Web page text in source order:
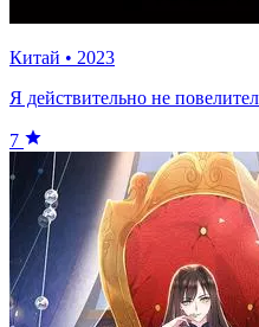
Китай • 2023
Я действительно не
7